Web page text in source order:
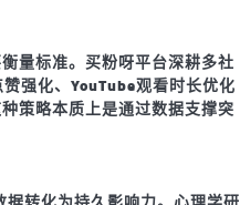
量标准。 买粉呀平台深耕多社
强化、 YouTube观看时长优化
策略本质上是通过数据支撑突